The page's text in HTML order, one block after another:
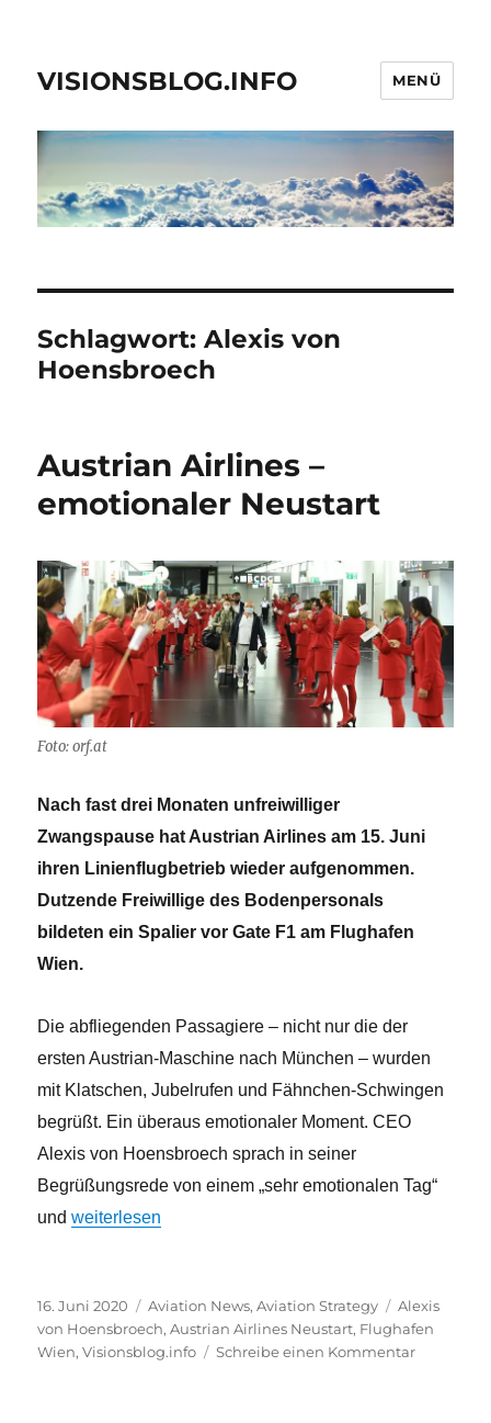
VISIONSBLOG.INFO MENÜ
Schlagwort:Alexis von
Hoensbroech
Austrian Airlines –
emotionaler Neustart
Foto: orf.at
Nach fast drei Monaten unfreiwilliger
Zwangspause hat Austrian Airlines am 15. Juni
ihren Linienflugbetrieb wieder aufgenommen.
Dutzende Freiwillige des Bodenpersonals
bildeten ein Spalier vor Gate F1 am Flughafen
Wien.
Die abfliegenden Passagiere – nicht nur die der
ersten Austrian-Maschine nach München – wurden
mit Klatschen, Jubelrufen und Fähnchen-Schwingen
begrüßt. Ein überaus emotionaler Moment. CEO
Alexis von Hoensbroech sprach in seiner
Begrüßungsrede von einem „sehr emotionalen Tag“
und„Austrian Airlines – emotionaler Neustart“
weiterlesen
Veröffentlicht
am
16. Juni 2020 Kategorien
Aviation News,Aviation Strategy
Alexis
von Hoensbroech,Austrian Airlines Neustart, Flughafen
Wien,Visionsblog.info Schreibe einen Kommentarzu